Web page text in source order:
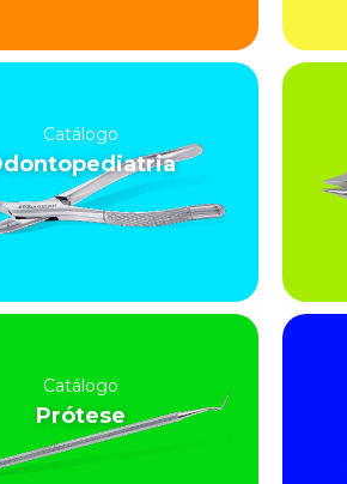
Catálogo
Catálogo
Prótese